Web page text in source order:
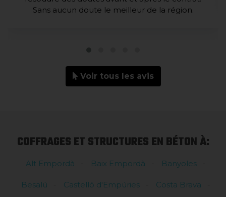
Sans aucun doute le meilleur de la région.
Voir tous les avis
COFFRAGES ET STRUCTURES EN BÉTON À:
Alt Empordà Baix Empordà Banyoles
Besalú Castelló d'Empúries Costa Brava